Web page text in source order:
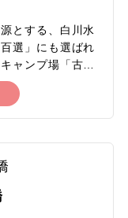
グも催行されて
草原の中を歩
とする、白川水
選」にも選ばれ
ャンプ場「古代
取り体験や日帰
ぐ近くには、手
（紀元前80年）
重要無形民俗文
の天然記念物に
の大杉」の迫力